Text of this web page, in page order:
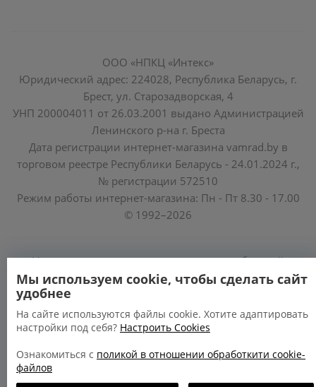
ООО «НПКЦ «Интекс»
Юридический адрес: 224028, Республика Беларусь, г.
Брест, ул. Старозадворская, 4
УНП 200004011 от 26.03.2001 выдано Администрацией
Ленинского р-на г. Бреста
Дата регистрации интернет-магазина vamrad.by в
торговом реестре Республики Беларусь - 24.01.2024 г.,
№ регистрации 572510
Режим работы интернет-магазина: Пн - Пт 8.30 - 17.00
© 1992–2026
Уполномоченные по защите прав потребителей
облисполкомов, Минского горисполкома:
https://www.mart.gov.by/activity/zashchita-prav-
potrebiteley/
БРЕСТСКАЯ ОБЛАСТЬ тел. (80162) 26 97 69;
Мы используем cookie, чтобы сделать сайт
удобнее
На сайте используются файлы cookie. Хотите адаптировать
настройки под себя? Настроить Cookies
Ознакомиться с поликой в отношении обработкити cookie-
файлов